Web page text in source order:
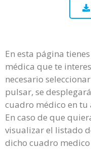
En esta página
médica que te
necesario
pulsar, se
cuadro médico en
En caso de que
visualizar el listado
dicho cuadro